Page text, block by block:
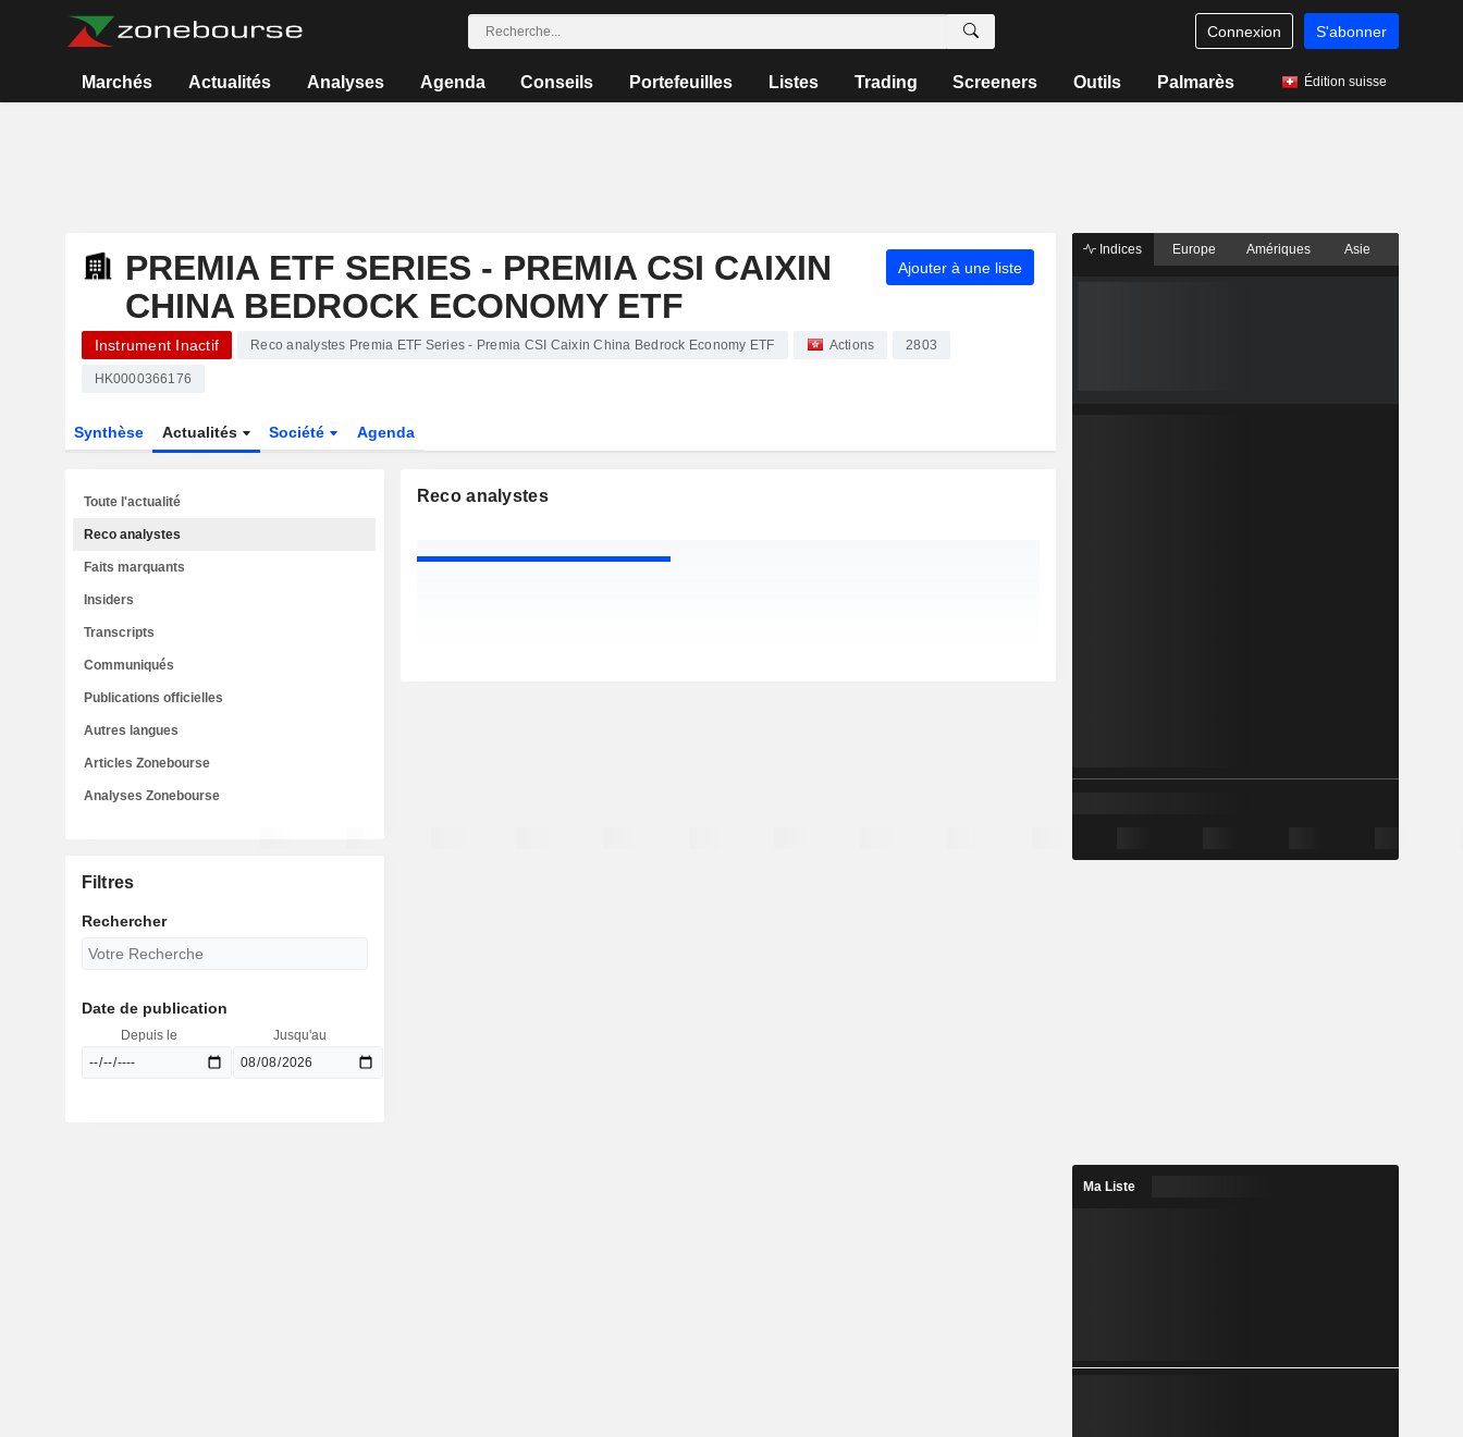
Connexion S'abonner
Marchés Actualités Analyses Agenda Conseils Portefeuilles Listes Trading Screeners Outils Palmarès Édition suisse
PREMIA ETF SERIES - PREMIA CSI CAIXIN
CHINA BEDROCK ECONOMY ETF
Ajouter à une liste
Instrument Inactif Reco analystes Premia ETF Series - Premia CSI Caixin China Bedrock Economy ETF Actions 2803
HK0000366176
Synthèse Actualités Société Agenda
Reco analystes
Toute l'actualité
Reco analystes
Faits marquants
Insiders
Transcripts
Communiqués
Publications officielles
Autres langues
Articles Zonebourse
Analyses Zonebourse
Filtres
Rechercher
Date de publication
Depuis le Jusqu'au
Indices Europe Amériques Asie
Ma Liste